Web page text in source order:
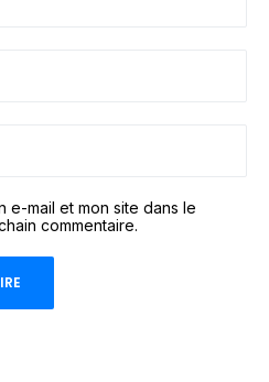
e-mail et mon site dans le
commentaire.